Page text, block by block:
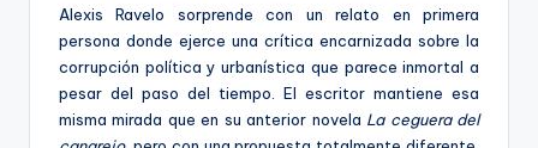
Alexis Ravelo sorprende con un relato en primera
persona donde ejerce una crítica encarnizada sobre la
corrupción política y urbanística que parece inmortal a
pesar del paso del tiempo. El escritor mantiene esa
misma mirada que en su anterior novela La ceguera del